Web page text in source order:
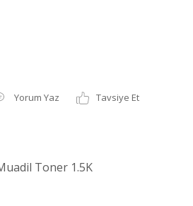
Yorum Yaz
Tavsiye Et
Toner 1.5K